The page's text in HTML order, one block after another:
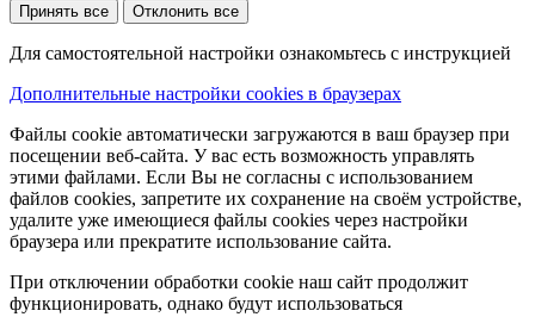
Принять все Отклонить все
Для самостоятельной настройки ознакомьтесь с инструкцией
Дополнительные настройки cookies в браузерах
Файлы cookie автоматически загружаются в ваш браузер при
посещении веб-сайта. У вас есть возможность управлять
этими файлами. Если Вы не согласны с использованием
файлов cookies, запретите их сохранение на своём устройстве,
удалите уже имеющиеся файлы cookies через настройки
браузера или прекратите использование сайта.
При отключении обработки cookie наш сайт продолжит
функционировать, однако будут использоваться